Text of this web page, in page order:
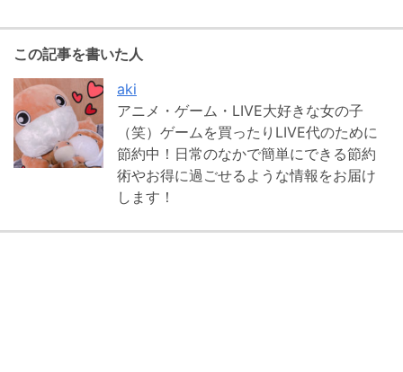
この記事を書いた人
aki
アニメ・ゲーム・LIVE大好きな女の子
（笑）ゲームを買ったりLIVE代のために
節約中！日常のなかで簡単にできる節約
術やお得に過ごせるような情報をお届け
します！